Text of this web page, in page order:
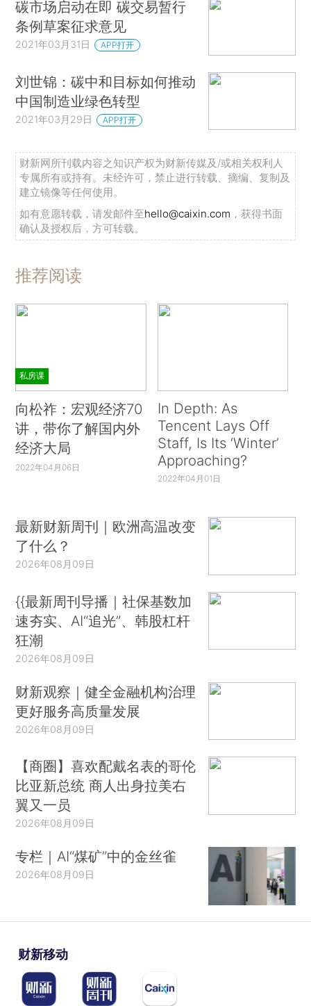
碳市场启动在即 碳交易暂行
条例草案征求意见
2021年03月31日 APP打开
刘世锦：碳中和目标如何推动
中国制造业绿色转型
2021年03月29日 APP打开
财新网所刊载内容之知识产权为财新传媒及/或相关权利人
专属所有或持有。未经许可，禁止进行转载、摘编、复制及
建立镜像等任何使用。
如有意愿转载，请发邮件至hello@caixin.com ，获得书面
确认及授权后，方可转载。
推荐阅读
私房课
向松祚：宏观经济70
讲，带你了解国内外
经济大局
2022年04月06日
In Depth: As
Tencent Lays Off
Staff, Is Its ‘Winter’
Approaching?
2022年04月01日
最新财新周刊｜欧洲高温改变
了什么？
2026年08月09日
{{最新周刊导播｜社保基数加
速夯实、AI“追光”、韩股杠杆
狂潮
2026年08月09日
财新观察｜健全金融机构治理
更好服务高质量发展
2026年08月09日
【商圈】喜欢配戴名表的哥伦
比亚新总统 商人出身拉美右
翼又一员
2026年08月09日
专栏｜AI“煤矿”中的金丝雀
2026年08月09日
财新移动